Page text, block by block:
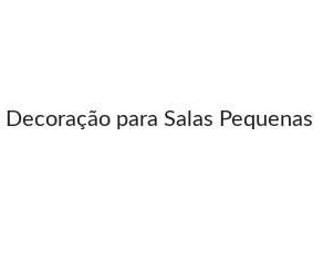
para Salas Pequenas